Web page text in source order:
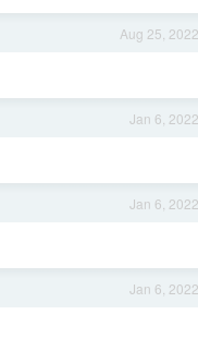
Aug 25, 2022
Jan 6, 2022
Jan 6, 2022
Jan 6, 2022